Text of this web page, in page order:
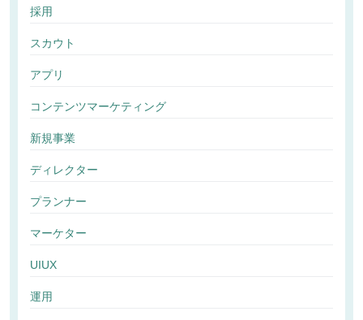
採用
スカウト
アプリ
コンテンツマーケティング
新規事業
ディレクター
プランナー
マーケター
UIUX
運用